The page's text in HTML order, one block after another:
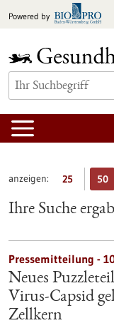
Inhalt
Powered by
anzeigen: 25 50
Ihre Suche
Pressemitteilung -
Neues
Virus-Capsid
Zellkern